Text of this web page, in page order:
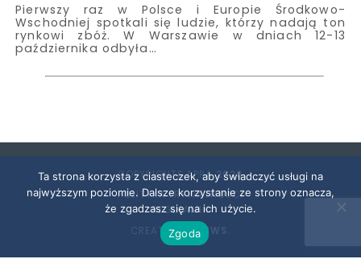
Pierwszy raz w Polsce i Europie Środkowo-
Wschodniej spotkali się ludzie, którzy nadają ton
rynkowi zbóż. W Warszawie w dniach 12-13
października odbyła…
COPYRIGHTS APRA2026
POLITYKA PRYWATNOŚCI
REGULAMIN
CREATED BYSNWS.
Ta strona korzysta z ciasteczek, aby świadczyć usługi na
najwyższym poziomie. Dalsze korzystanie ze strony oznacza,
że zgadzasz się na ich użycie.
Zgoda